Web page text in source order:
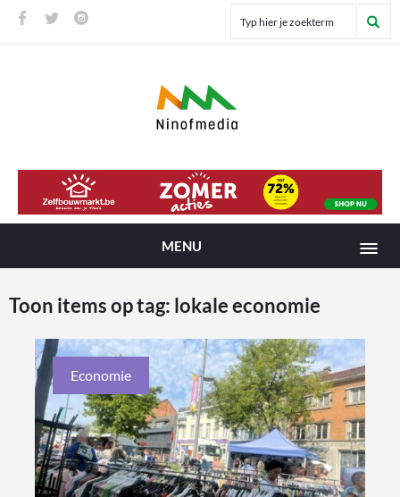
MENU
Toon items op tag: lokale economie
Economie